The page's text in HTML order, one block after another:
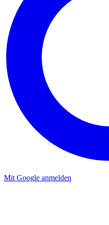
Mit Google anmelden